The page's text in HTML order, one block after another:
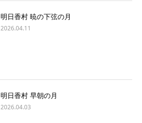
明日香村 暁の下弦の月
2026.04.11
明日香村 早朝の月
2026.04.03